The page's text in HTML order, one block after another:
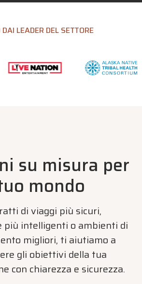
DAI LEADER DEL SETTORE
su misura per
mondo
di viaggi più sicuri,
intelligenti o ambienti di
migliori, ti aiutiamo a
gli obiettivi della tua
con chiarezza e sicurezza.